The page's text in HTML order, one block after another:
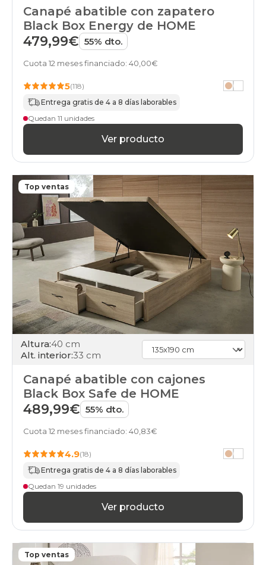
Canapé abatible con zapatero
Black Box Energy de HOME
479,99€ 55% dto.
Cuota 12 meses financiado: 40,00€
5(118)
Entrega gratis de 4 a 8 días laborables
Quedan 11 unidades
Ver producto
Top ventas
Altura:40 cm
Alt. interior:33 cm
Canapé abatible con cajones
Black Box Safe de HOME
489,99€ 55% dto.
Cuota 12 meses financiado: 40,83€
4.9(18)
Entrega gratis de 4 a 8 días laborables
Quedan 19 unidades
Ver producto
Top ventas